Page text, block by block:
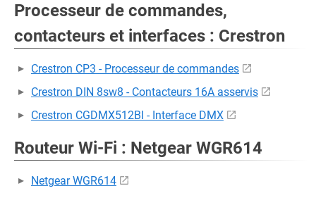
Processeur de commandes,
contacteurs et interfaces : Crestron
Crestron CP3 - Processeur de commandes
Crestron DIN 8sw8 - Contacteurs 16A asservis
Crestron CGDMX512BI - Interface DMX
Routeur Wi-Fi : Netgear WGR614
Netgear WGR614